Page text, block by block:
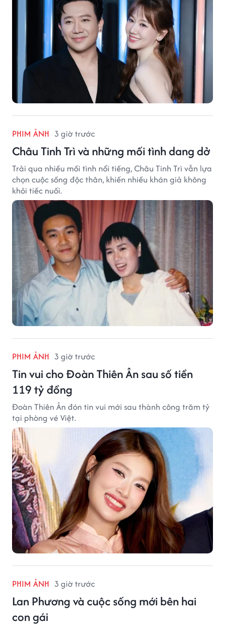
PHIM ẢNH 3 giờ trước
Châu Tinh Trì và những mối tình dang dở
Trải qua nhiều mối tình nổi tiếng, Châu Tinh Trì vẫn lựa
chọn cuộc sống độc thân, khiến nhiều khán giả không
khỏi tiếc nuối.
PHIM ẢNH 3 giờ trước
Tin vui cho Đoàn Thiên Ân sau số tiền
119 tỷ đồng
Đoàn Thiên Ân đón tin vui mới sau thành công trăm tỷ
tại phòng vé Việt.
PHIM ẢNH 3 giờ trước
Lan Phương và cuộc sống mới bên hai
con gái